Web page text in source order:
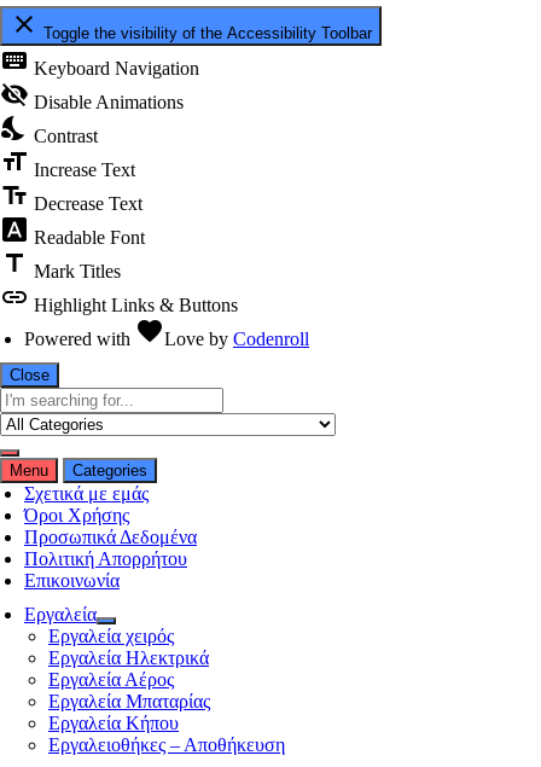
close Toggle the visibility of the Accessibility Toolbar
keyboard Keyboard Navigation
visibility_off Disable Animations
nights_stay Contrast
format_size Increase Text
text_fields Decrease Text
font_download Readable Font
title Mark Titles
link Highlight Links & Buttons
Powered with favoriteLove by Codenroll
Close
Menu Categories
Σχετικά με εμάς
Όροι Χρήσης
Προσωπικά Δεδομένα
Πολιτική Απορρήτου
Επικοινωνία
Εργαλεία
Εργαλεία χειρός
Εργαλεία Ηλεκτρικά
Εργαλεία Αέρος
Εργαλεία Μπαταρίας
Εργαλεία Κήπου
Εργαλειοθήκες – Αποθήκευση